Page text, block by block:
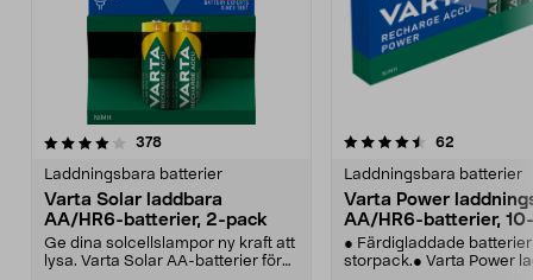
378recensioner
Laddningsbara batterier
Varta Solar laddbara
AA/HR6-batterier, 2-pack
Ge dina solcellslampor ny kraft att
lysa. Varta Solar AA-batterier för
4.5av 5 stjärnor 62
Laddningsbara batterier
Varta Power
AA/HR6-batterier,
● Färdigladdade
storpack.● Varta Power
4.5av 5 stjärnor